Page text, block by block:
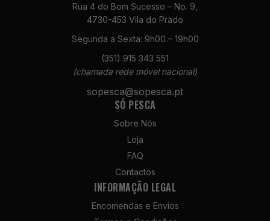
Rua 4 do Bom Sucesso – No. 9,
4730-453 Vila do Prado
Segunda a Sexta: 9h00 – 19h00
(351) 915 343 551
(chamada rede móvel nacional)
sopesca@sopesca.pt
SÓ PESCA
Sobre Nós
Loja
FAQ
Contactos
INFORMAÇÃO LEGAL
Encomendas e Envios
Necessários
Estes cookies
opcionais. São
necessários
funcionamento
Estatísticas
Para que
possamos
melhorar a